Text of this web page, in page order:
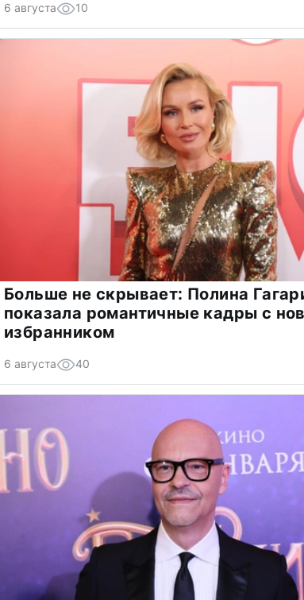
6 августа 10
Больше не скрывает: Полина
показала романтичные кадры с
избранником
6 августа 40